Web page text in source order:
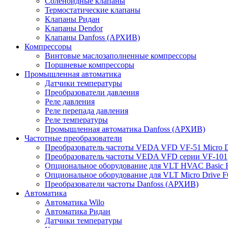
Термостатические клапаны
Клапаны Ридан
Клапаны Dendor
Клапаны Danfoss (АРХИВ)
Компрессоры
Винтовые маслозаполненные компрессоры
Поршневые компрессоры
Промышленная автоматика
Датчики температуры
Преобразователи давления
Реле давления
Реле перепада давления
Реле температуры
Промышленная автоматика Danfoss (АРХИВ)
Частотные преобразователи
Преобразователь частоты VEDA VFD VF-51 Micro
Преобразователь частоты VEDA VFD серии VF-101
Опциональное оборудование для VLT HVAC Basic
Опциональное оборудование для VLT Micro Drive
Преобразователи частоты Danfoss (АРХИВ)
Автоматика
Автоматика Wilo
Автоматика Ридан
Датчики температуры